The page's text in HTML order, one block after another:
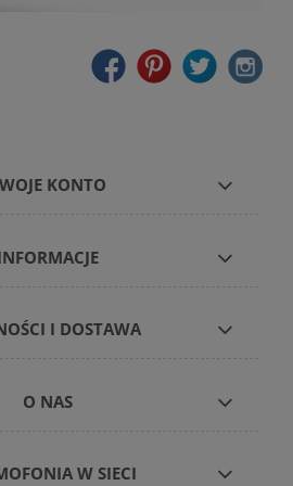
KONTO
I DOSTAWA
O NAS
W SIECI